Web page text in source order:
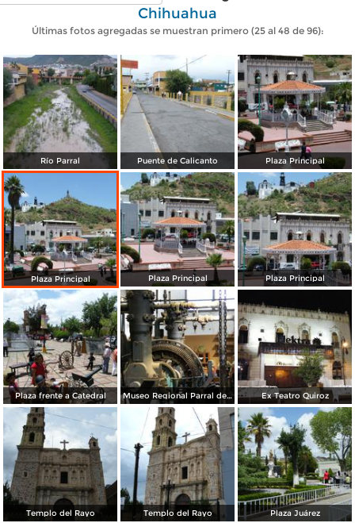
Chihuahua
Últimas fotos agregadas se muestran primero (25 al 48 de 96):
Río Parral Puente de Calicanto Plaza Principal
Plaza Principal Plaza Principal Plaza Principal
Plaza frente a Catedral Museo Regional Parral de Antaño Ex Teatro Quiroz
Templo del Rayo Templo del Rayo Plaza Juárez